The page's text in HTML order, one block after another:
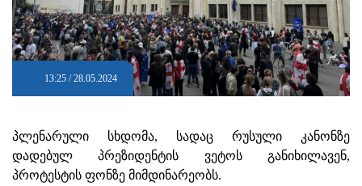
13:25 / 28.05.2024
პლენარული სხდომა, სადაც რუსული კანონზე
დადებულ პრეზიდენტის ვეტოს განიხილავენ,
პროტესტის ფონზე მიმდინარეობს.